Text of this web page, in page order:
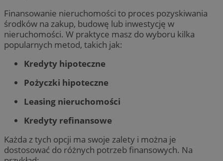
Finansowanie nieruchomości to proces pozyskiwania
środków na zakup, budowę lub inwestycję w
nieruchomości. W praktyce masz do wyboru kilka
popularnych metod, takich jak:
Kredyty hipoteczne
Pożyczki hipoteczne
Leasing nieruchomości
Kredyty refinansowe
Każda z tych opcji ma swoje zalety i można je
dostosować do różnych potrzeb finansowych. Na